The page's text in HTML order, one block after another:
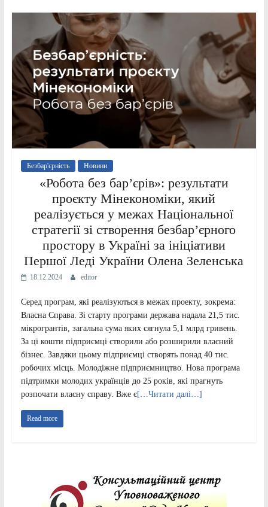
Безбар'єрність Новини
«Робота без бар’єрів»: результати
проєкту Мінекономіки, який
реалізується у межах Національної
стратегії зі створення безбар’єрного
простору в Україні за ініціативи
Першої Леді України Олена Зеленська
18.12.2024 editor
Серед програм, які реалізуються в межах проекту, зокрема:
Власна Справа. Зі старту програми держава надала 21,5 тис.
мікрогрантів, загальна сума яких сягнула 5,1 млрд гривень.
За ці кошти підприємці створили або розширили власний
бізнес. Завдяки цьому підприємці створять понад 40 тис.
робочих місць. Молодіжне підприємництво. Нова програма
підтримки молодих українців до 25 років, які прагнуть
розпочати власну справу. Вже є[…Читати далі…]
Read more